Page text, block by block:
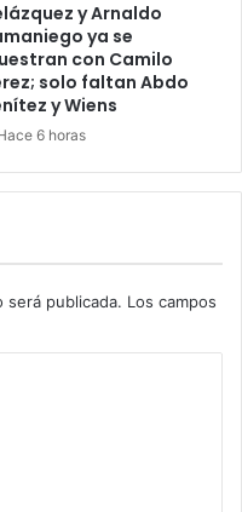
y Arnaldo
ya se
con Camilo
solo faltan Abdo
y Wiens
6 horas
publicada. Los campos